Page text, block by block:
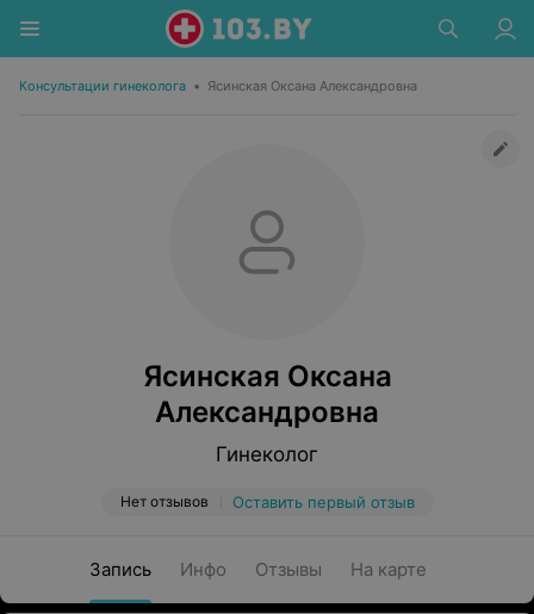
Консультации гинеколога • Ясинская Оксана Александровна
Ясинская Оксана
Александровна
Гинеколог
Нет отзывов Оставить первый отзыв
Запись Инфо Отзывы На карте